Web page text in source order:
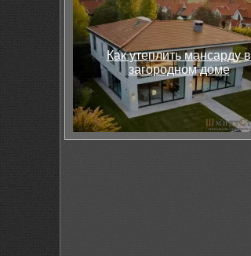
Как утеплить мансарду в
загородном доме